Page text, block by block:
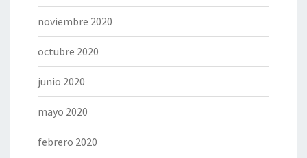
noviembre 2020
octubre 2020
junio 2020
mayo 2020
febrero 2020